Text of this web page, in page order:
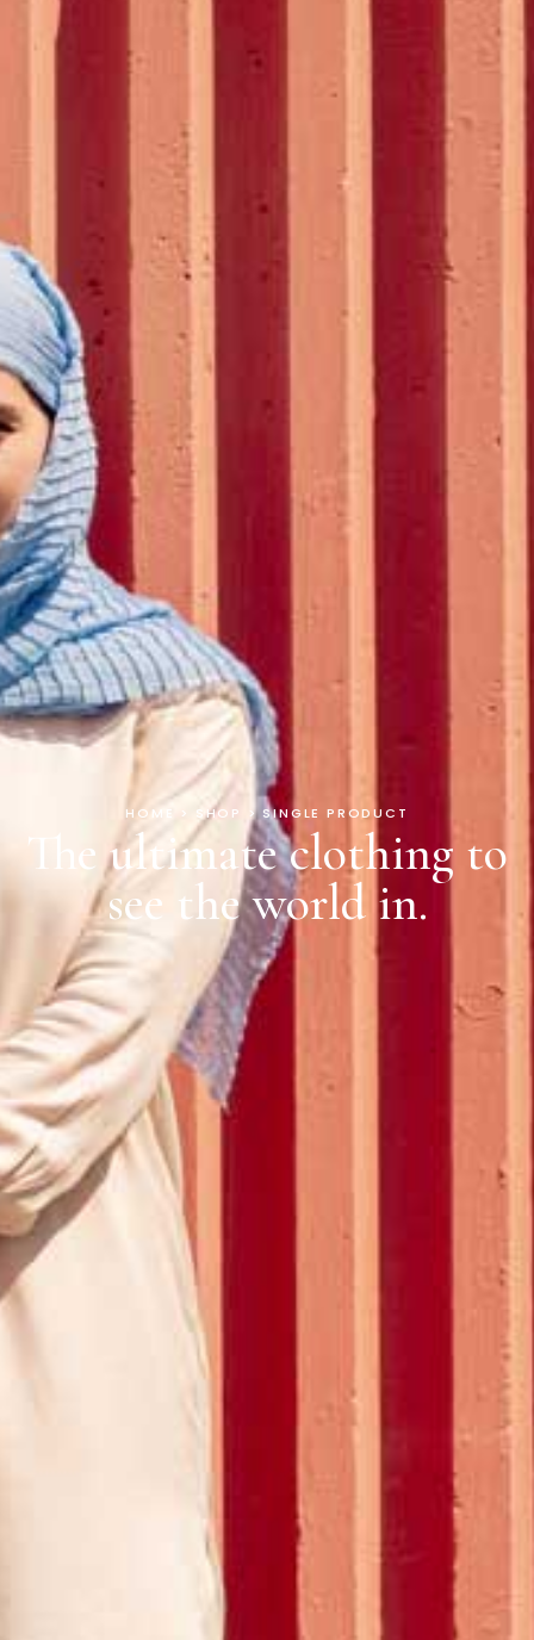
HOME > SHOP > SINGLE PRODUCT
The ultimate clothing to
see the world in.